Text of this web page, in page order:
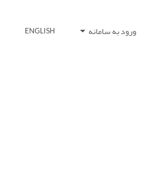
ورود به سامانه ENGLISH